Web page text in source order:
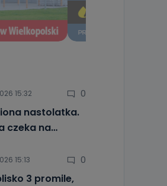
15:32 0
nastolatka.
czeka na…
15:13 0
3 promile,